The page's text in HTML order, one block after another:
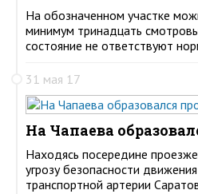
На обозначенном участке
минимум тринадцать
состояние не ответствуют
31 мая 17
На Чапаева
Находясь посередине
угрозу безопасности
транспортной артерии